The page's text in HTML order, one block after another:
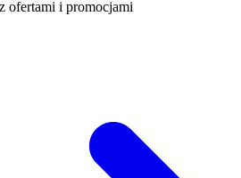
ofertami i promocjami